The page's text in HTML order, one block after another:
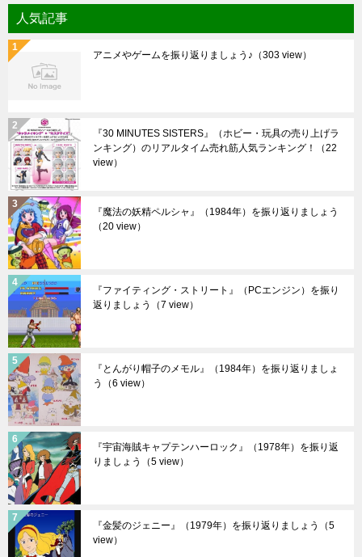
人気記事
アニメやゲームを振り返りましょう♪ （303 view）
『30 MINUTES SISTERS』（ホビー・玩具の売り上げラ
ンキング）のリアルタイム売れ筋人気ランキング！
（22
view）
『魔法の妖精ペルシャ』（1984年）を振り返りましょう
（20 view）
『ファイティング・ストリート』（PCエンジン）を振り
返りましょう
（7 view）
『とんがり帽子のメモル』（1984年）を振り返りましょ
う
（6 view）
『宇宙海賊キャプテンハーロック』（1978年）を振り返
りましょう
（5 view）
『金髪のジェニー』（1979年）を振り返りましょう
（5
view）